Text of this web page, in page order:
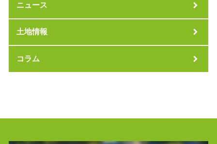
ニュース
土地情報
コラム